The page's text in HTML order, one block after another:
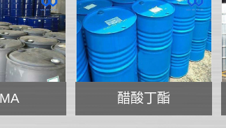
醋酸丁酯